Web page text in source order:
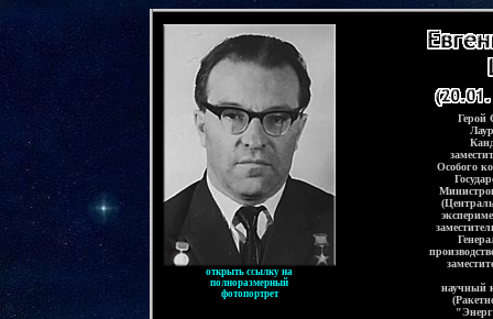
открыть ссылку на
полноразмерный
фотопортрет
Герой
Особого
научный